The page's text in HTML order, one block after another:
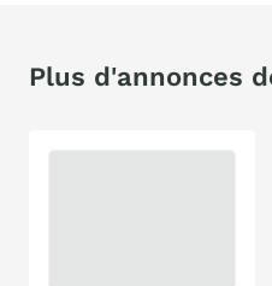
Plus d'annonces